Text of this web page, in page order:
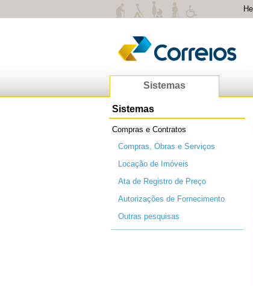
Sistemas
Sistemas
Compras e Contratos
Compras, Obras e Serviços
Locação de Imóveis
Ata de Registro de Preço
Autorizações de Fornecimento
Outras pesquisas